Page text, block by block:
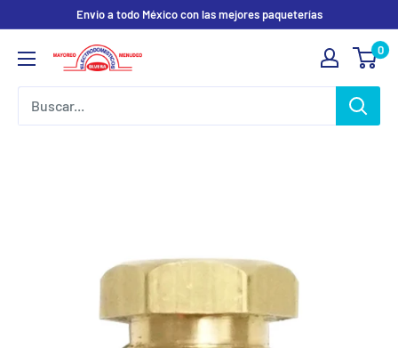
contenido
Envio a todo México con las mejores paqueterías
Electrodomesticos
0